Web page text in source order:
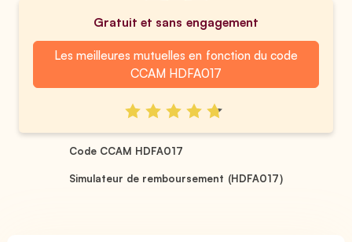
Gratuit et sans engagement
Les meilleures mutuelles en fonction du code
CCAM HDFA017
Code CCAM HDFA017
Simulateur de remboursement (HDFA017)